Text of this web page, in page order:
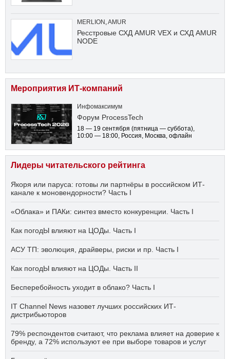
MERLION ,AMUR
Ресстровые СХД AMUR VEX и СХД AMUR
NODE
Мероприятия ИТ-компаний
Инфомаксимум
Форум ProcessTech
18 — 19 сентября (пятница — суббота),
10:00 — 18:00, Россия, Москва, офлайн
Лидеры читательского рейтинга
Якоря или паруса: готовы ли партнёры в российском ИТ-
канале к моновендорности? Часть I
«Облака» и ПАКи: синтез вместо конкуренции. Часть I
Как погодЫ влияют на ЦОДы. Часть I
АСУ ТП: эволюция, драйверы, риски и пр. Часть I
Как погодЫ влияют на ЦОДы. Часть II
Бесперебойность уходит в облако? Часть I
IT Channel News назовет лучших российских ИТ-
дистрибьюторов
79% респондентов считают, что реклама влияет на доверие к
бренду, а 72% используют ее при выборе товаров и услуг